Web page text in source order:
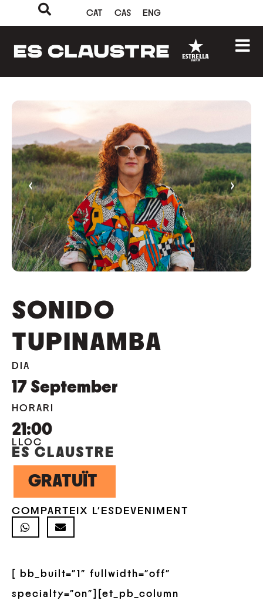
CAT CAS ENG
‹ ›
SONIDO
TUPINAMBA
DIA
17 September
HORARI
21:00
LLOC
ES CLAUSTRE
GRATUÏT
COMPARTEIX L'ESDEVENIMENT
[ bb_built=”1″ fullwidth=”off”
specialty=”on”][et_pb_column